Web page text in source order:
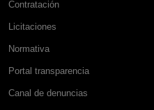
Contratación
Licitaciones
Normativa
Portal transparencia
Canal de denuncias